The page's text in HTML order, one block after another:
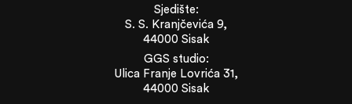
Sjedište:
S. S. Kranjčevića 9,
44000 Sisak
GGS studio:
Ulica Franje Lovrića 31,
44000 Sisak